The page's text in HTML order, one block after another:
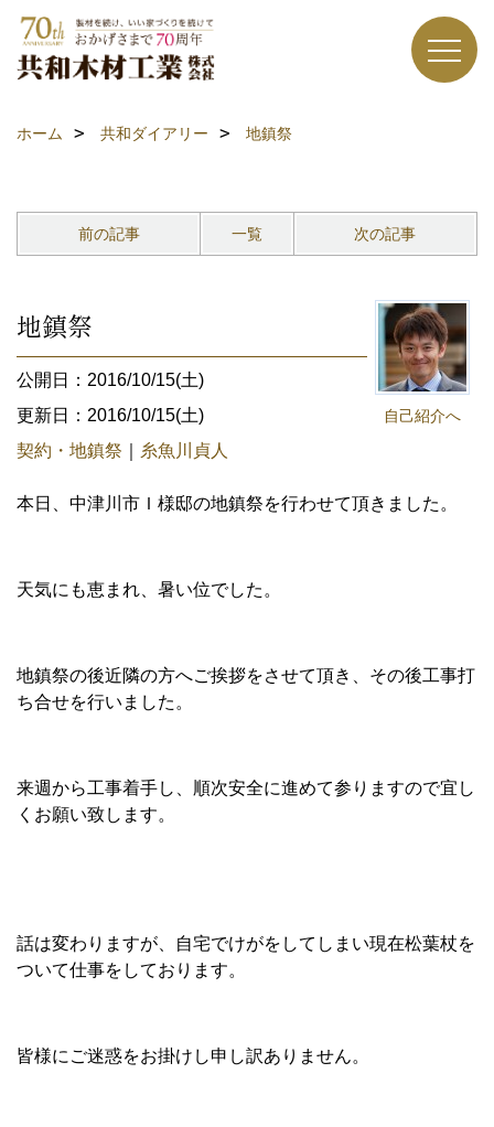
ホーム 共和ダイアリー 地鎮祭
前の記事 一覧 次の記事
自己紹介へ
地鎮祭
公開日：2016/10/15(土)
更新日：2016/10/15(土)
契約・地鎮祭
糸魚川貞人
本日、中津川市Ｉ様邸の地鎮祭を行わせて頂きました。
天気にも恵まれ、暑い位でした。
地鎮祭の後近隣の方へご挨拶をさせて頂き、その後工事打
ち合せを行いました。
来週から工事着手し、順次安全に進めて参りますので宜し
くお願い致します。
話は変わりますが、自宅でけがをしてしまい現在松葉杖を
ついて仕事をしております。
皆様にご迷惑をお掛けし申し訳ありません。